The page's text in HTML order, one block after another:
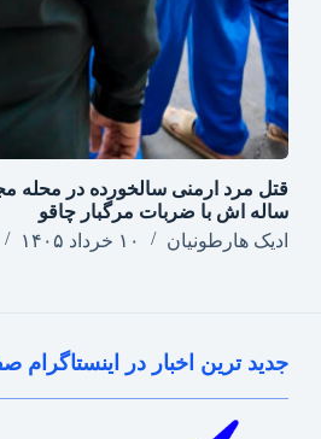
ساله اش با ضربات مرگبار چاقو
ادیک هارطونیان
۱۰ خرداد ۱۴۰۵
جدید ترین اخبار در اینستاگرام